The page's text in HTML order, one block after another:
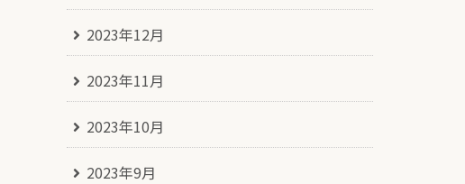
2023年12月
2023年11月
2023年10月
2023年9月